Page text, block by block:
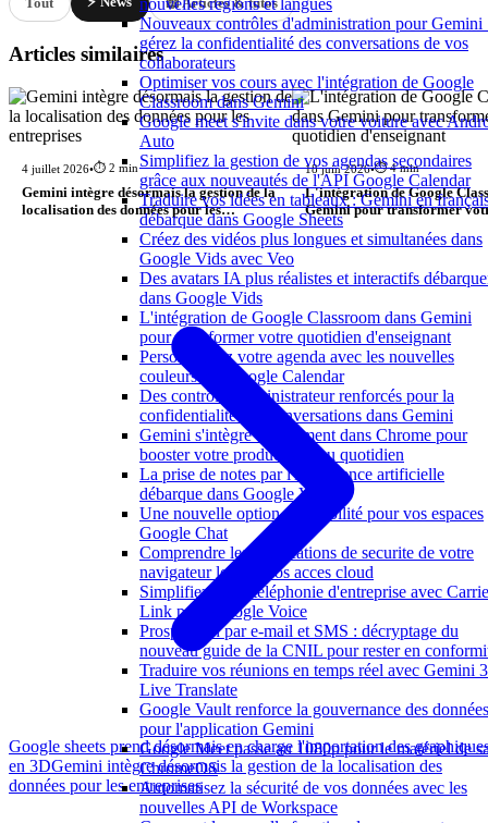
nouvelles régions et langues
Nouveaux contrôles d'administration pour Gemini
gérez la confidentialité des conversations de vos
collaborateurs
Optimiser vos cours avec l'intégration de Google
Classroom dans Gemini
Google meet s'invite dans votre voiture avec
Auto
Simplifiez la gestion de vos agendas secondaires
grâce aux nouveautés de l'API Google Calendar
Traduire vos idées en tableaux : Gemini en
débarque dans Google Sheets
Créez des vidéos plus longues et simultanées dans
Google Vids avec Veo
Des avatars IA plus réalistes et interactifs
dans Google Vids
L'intégration de Google Classroom dans Gemini
pour transformer votre quotidien d'enseignant
Personnalisez votre agenda avec les nouvelles
couleurs sur Google Calendar
Des contrôles administrateur renforcés pour la
confidentialité des conversations dans Gemini
Gemini s'intègre directement dans Chrome pour
booster votre productivité au quotidien
La prise de notes par l'intelligence artificielle
débarque dans Google Voice
Une nouvelle option de visibilité pour vos espaces
Google Chat
Comprendre les verifications de securite de votre
navigateur lors de vos acces cloud
Simplifiez votre téléphonie d'entreprise avec
Link pour Google Voice
Prospection par e-mail et SMS : décryptage du
nouveau guide de la CNIL pour rester en
Traduire vos réunions en temps réel avec Gemini
Live Translate
Google Vault renforce la gouvernance des données
pour l'application Gemini
Google Meet passe au 1080p pour le matériel de
ChromeOS
Automatisez la sécurité de vos données avec les
nouvelles API de Workspace
Articles similaires
4 juillet 2026•⏱️ 2 min
Gemini intègre désormais la gestion de la
localisation des données pour les
18 juin 2026•⏱️ 4 min
L'intégration de Google
Gemini pour transformer
d'enseignant
Google sheets prend désormais en charge l'importation des
en 3DGemini intègre désormais la gestion de la localisation des
données pour les entreprises